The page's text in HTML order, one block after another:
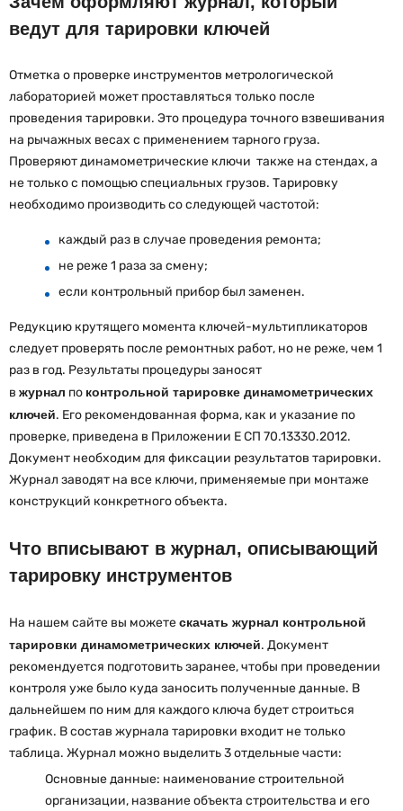
ведут для тарировки ключей
Отметка о проверке инструментов метрологической
лабораторией может проставляться только после
проведения тарировки. Это процедура точного взвешивания
на рычажных весах с применением тарного груза.
Проверяют динамометрические ключи также на стендах, а
не только с помощью специальных грузов. Тарировку
необходимо производить со следующей частотой:
каждый раз в случае проведения ремонта;
не реже 1 раза за смену;
если контрольный прибор был заменен.
Редукцию крутящего момента ключей-мультипликаторов
следует проверять после ремонтных работ, но не реже, чем 1
раз в год. Результаты процедуры заносят
в журнал по контрольной тарировке динамометрических
ключей. Его рекомендованная форма, как и указание по
проверке, приведена в Приложении Е СП 70.13330.2012.
Документ необходим для фиксации результатов тарировки.
Журнал заводят на все ключи, применяемые при монтаже
конструкций конкретного объекта.
Что вписывают в журнал, описывающий
тарировку инструментов
На нашем сайте вы можетескачать журнал контрольной
тарировки динамометрических ключей. Документ
рекомендуется подготовить заранее, чтобы при проведении
контроля уже было куда заносить полученные данные. В
дальнейшем по ним для каждого ключа будет строиться
график. В состав журнала тарировки входит не только
таблица. Журнал можно выделить 3 отдельные части:
Основные данные: наименование строительной
организации, название объекта строительства и его